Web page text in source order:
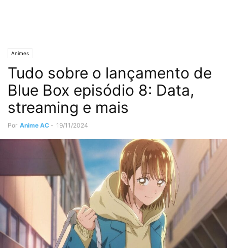
Animes
Tudo sobre o lançamento de
Blue Box episódio 8: Data,
streaming e mais
Por Anime AC - 19/11/2024